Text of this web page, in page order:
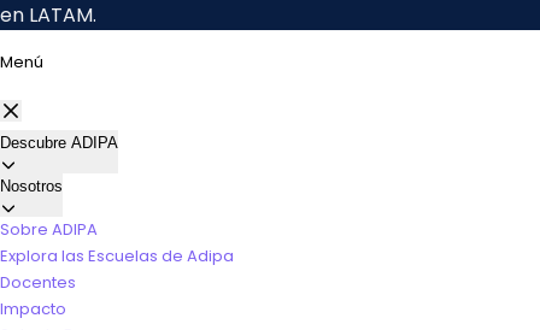
Menú
Descubre ADIPA
Nosotros
Sobre ADIPA
Explora las Escuelas de Adipa
Docentes
Impacto